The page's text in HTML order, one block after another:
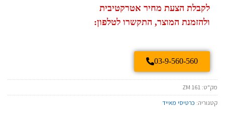
לקבלת הצעת מחיר אטרקטיבית
ולהזמנת המוצר, התקשרו לטלפון:
03-9-560-560
מק"ט: ZM 161
קטגוריה: כרטיסי מאייד